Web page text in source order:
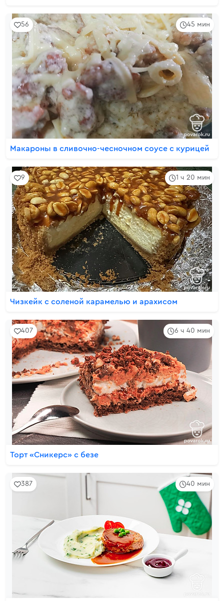
45 мин
56
Макароны в сливочно-чесночном соусе с курицей
1 ч 20 мин
9
Чизкейк с соленой карамелью и арахисом
6 ч 40 мин
407
Торт «Сникерс» с безе
40 мин
387